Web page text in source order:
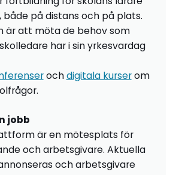
både på distans och på plats.
är att möta de behov som
har i sin yrkesvardag
ochdigitala kurserom
jobb
är en mötesplats för
och arbetsgivare. Aktuella
och arbetsgivare